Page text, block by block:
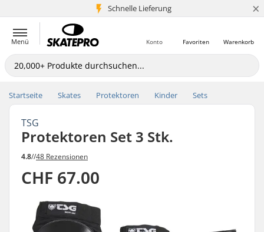
Schnelle Lieferung
5+ Mio. Kunden ×
Menü Warenkorb
Favoriten
Konto
Startseite Skates Protektoren Kinder Sets
TSG
Protektoren Set 3 Stk.
4.8//48 Rezensionen
CHF 67.00